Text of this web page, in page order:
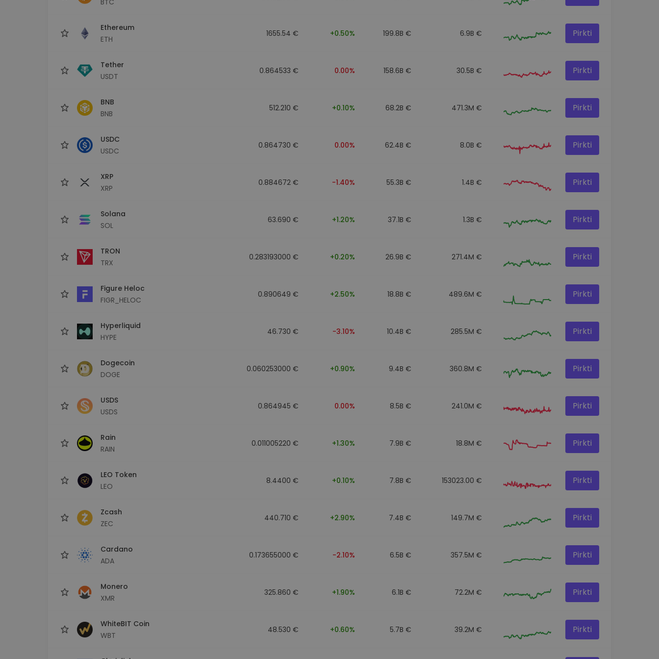
Ethereum
ETH
1655.54 € +0.50% 199.8B € 6.9B € Pirkti
Tether
USDT
0.864533 € 0.00% 158.6B € 30.5B € Pirkti
BNB
BNB
512.210 € +0.10% 68.2B € 471.3M € Pirkti
USDC
USDC
0.864730 € 0.00% 62.4B € 8.0B € Pirkti
XRP
XRP
0.884672 € -1.40% 55.3B € 1.4B € Pirkti
Solana
SOL
63.690 € +1.20% 37.1B € 1.3B € Pirkti
TRON
TRX
0.283193000 € +0.20% 26.9B € 271.4M € Pirkti
Figure Heloc
FIGR_HELOC
0.890649 € +2.50% 18.8B € 489.6M € Pirkti
Hyperliquid
HYPE
46.730 € -3.10% 10.4B € 285.5M € Pirkti
Dogecoin
DOGE
0.060253000 € +0.90% 9.4B € 360.8M € Pirkti
USDS
USDS
0.864945 € 0.00% 8.5B € 241.0M € Pirkti
Rain
RAIN
0.011005220 € +1.30% 7.9B € 18.8M € Pirkti
LEO Token
LEO
8.4400 € +0.10% 7.8B € 153023.00 € Pirkti
Zcash
ZEC
440.710 € +2.90% 7.4B € 149.7M € Pirkti
Cardano
ADA
0.173655000 € -2.10% 6.5B € 357.5M € Pirkti
Monero
XMR
325.860 € +1.90% 6.1B € 72.2M € Pirkti
WhiteBIT Coin
WBT
48.530 € +0.60% 5.7B € 39.2M € Pirkti